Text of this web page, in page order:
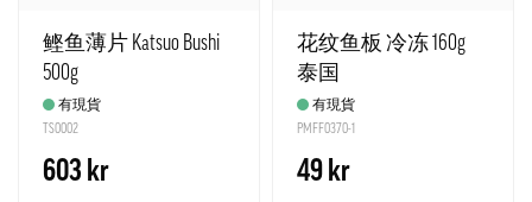
鲣鱼薄片 Katsuo Bushi
500g
有現貨
TS0002
603 kr
花纹鱼板 冷冻 160g
泰国
有現貨
PMFF0370-1
49 kr